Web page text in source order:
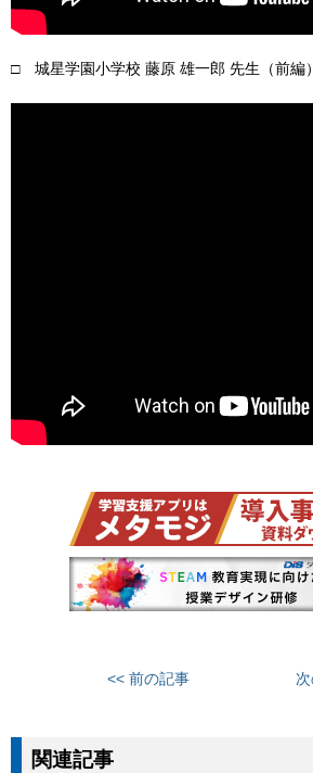
□ 城星学園小学校 藤原 雄一郎 先生（前編）
<< 前の記事
関連記事